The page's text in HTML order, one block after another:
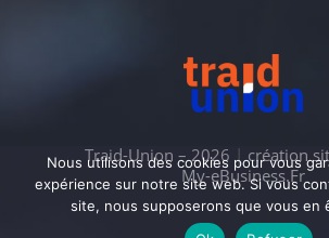
Traid-Union – 2026 | création
My-eBusiness.Fr
Nous utilisons des cookies pour vous
expérience sur notre site web. Si vous
site, nous supposerons que vous en